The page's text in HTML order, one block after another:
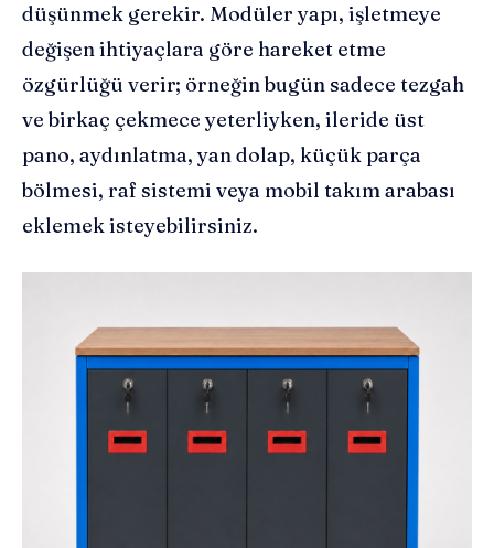
düşünmek gerekir. Modüler yapı, işletmeye
değişen ihtiyaçlara göre hareket etme
özgürlüğü verir; örneğin bugün sadece tezgah
ve birkaç çekmece yeterliyken, ileride üst
pano, aydınlatma, yan dolap, küçük parça
bölmesi, raf sistemi veya mobil takım arabası
eklemek isteyebilirsiniz.